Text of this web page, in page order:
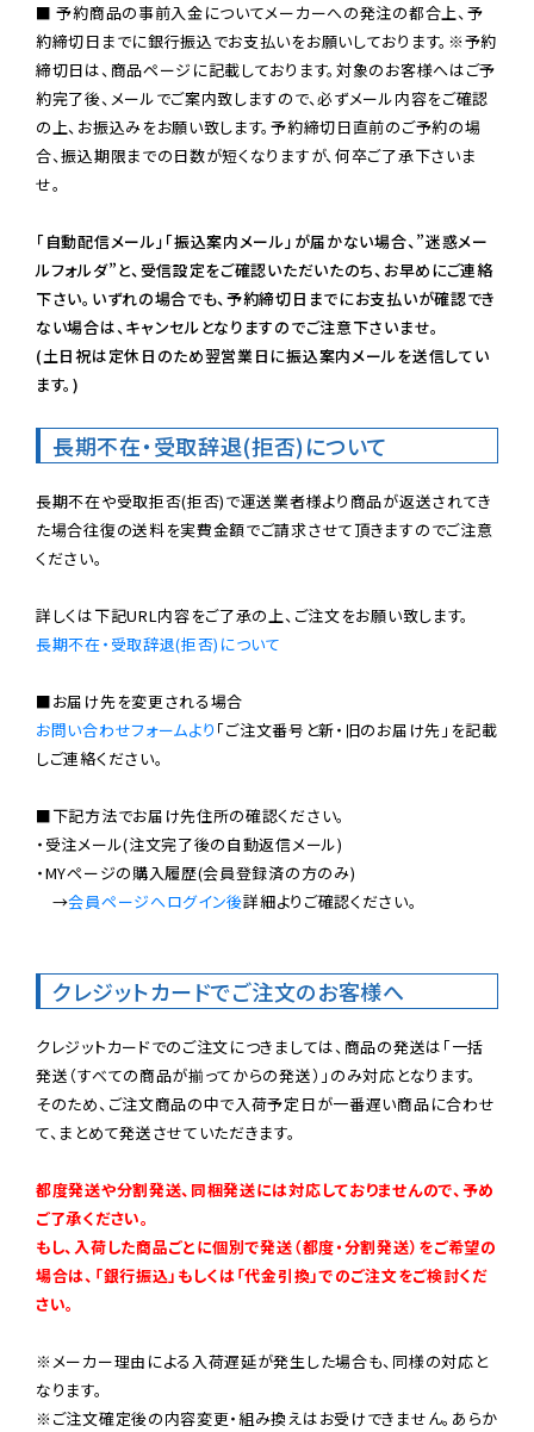
■ 予約商品の事前入金についてメーカーへの発注の都合上、予
約締切日までに銀行振込でお支払いをお願いしております。※予約
締切日は、商品ページに記載しております。対象のお客様へはご予
約完了後、メールでご案内致しますので、必ずメール内容をご確認
の上、お振込みをお願い致します。予約締切日直前のご予約の場
合、振込期限までの日数が短くなりますが、何卒ご了承下さいま
せ。
「自動配信メール」「振込案内メール」が届かない場合、”迷惑メー
ルフォルダ”と、受信設定をご確認いただいたのち、お早めにご連絡
下さい。いずれの場合でも、予約締切日までにお支払いが確認でき
ない場合は、キャンセルとなりますのでご注意下さいませ。
(土日祝は定休日のため翌営業日に振込案内メールを送信してい
ます。)
長期不在・受取辞退(拒否)について
長期不在や受取拒否(拒否)で運送業者様より商品が返送されてき
た場合往復の送料を実費金額でご請求させて頂きますのでご注意
ください。
長期不在・受取辞退(拒否)について
お問い合わせフォームより 「ご注文番号と新・旧のお届け先」を記載
しご連絡ください。
■下記方法でお届け先住所の確認ください。
・受注メール(注文完了後の自動返信メール)
・MYページの購入履歴(会員登録済の方のみ)
→会員ページへログイン後詳細よりご確認ください。
クレジットカードでご注文のお客様へ
クレジットカードでのご注文につきましては、商品の発送は「一括
発送（すべての商品が揃ってからの発送）」のみ対応となります。
そのため、ご注文商品の中で入荷予定日が一番遅い商品に合わせ
て、まとめて発送させていただきます。
都度発送や分割発送、同梱発送には対応しておりませんので、予め
ご了承ください。
もし、入荷した商品ごとに個別で発送（都度・分割発送）をご希望の
場合は、「銀行振込」もしくは「代金引換」でのご注文をご検討くだ
さい。
※メーカー理由による入荷遅延が発生した場合も、同様の対応と
なります。
※ご注文確定後の内容変更・組み換えはお受けできません。あらか